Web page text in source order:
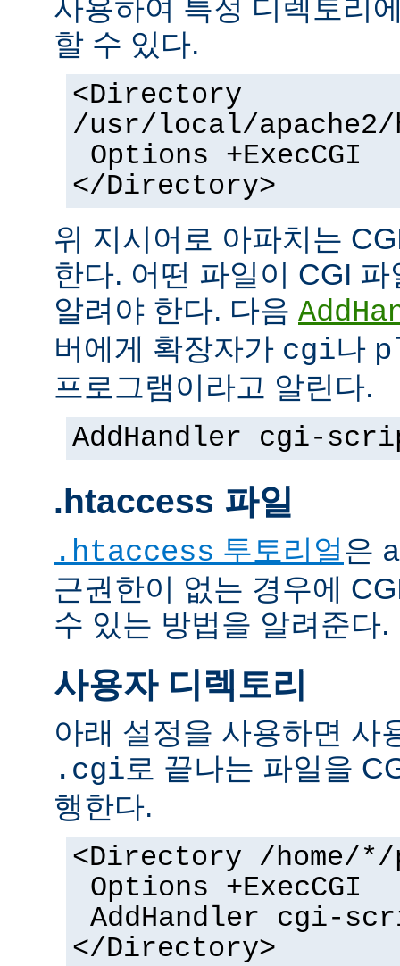
사용하여 특정 디렉토리
할 수 있다.
<Directory
/usr/local/apache2/
Options +ExecCGI
</Directory>
위 지시어로 아파치는
한다. 어떤 파일이 CGI
알려야 한다. 다음
버에게 확장자가 cgi나
프로그램이라고 알린다.
AddHandler cgi-
.htaccess 파일
.htaccess 투토리얼은
근권한이 없는 경우에
수 있는 방법을 알려준다.
사용자 디렉토리
아래 설정을 사용하면 사
.cgi로 끝나는 파일을
행한다.
<Directory /home/
Options +ExecCGI
AddHandler cgi-
</Directory>